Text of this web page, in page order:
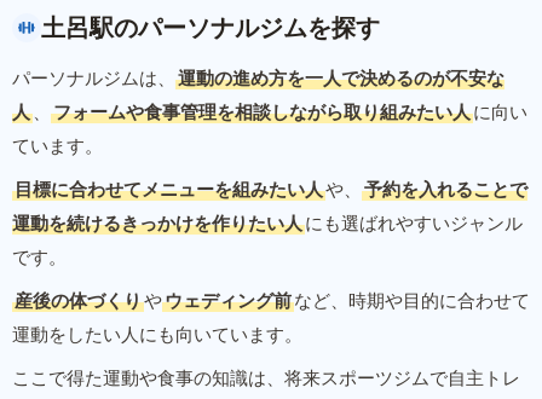
土呂駅のパーソナルジムを探す
パーソナルジムは、
運動の進め方を一人で決めるのが不安な
人 、 フォームや食事管理を相談しながら取り組みたい人に向い
ています。
目標に合わせてメニューを組みたい人や、
予約を入れることで
運動を続けるきっかけを作りたい人にも選ばれやすいジャンル
です。
産後の体づくりやウェディング前など、時期や目的に合わせて
運動をしたい人にも向いています。
ここで得た運動や食事の知識は、将来スポーツジムで自主トレ